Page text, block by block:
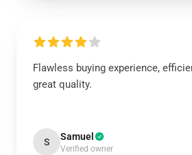
Flawless buying experience,
great quality.
S Samuel
Verified owner